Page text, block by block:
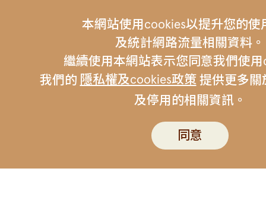
友站連結 | 伯朗咖啡 金車集
伯朗行動APP 隱私權政策
版權所有 © Mr. Brown Coffee Company. All
本網站使用cookies以提升您的使
及統計網路流量相關資料。
繼續使用本網站表示您同意我們使
我們的 隱私權及cookies政策 提供更多關
及停用的相關資訊。
同意